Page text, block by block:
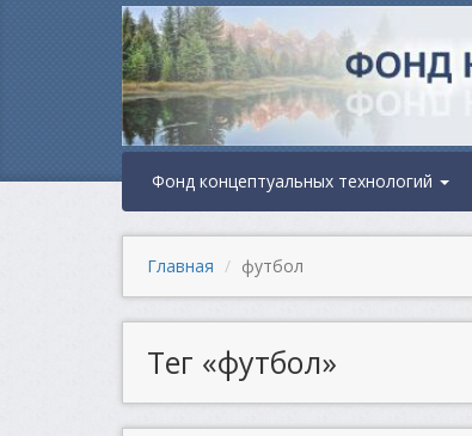
Фонд концептуальных технологий
Главная футбол
Тег «футбол»